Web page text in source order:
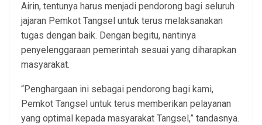
Airin, tentunya harus menjadi pendorong bagi seluruh
jajaran Pemkot Tangsel untuk terus melaksanakan
tugas dengan baik. Dengan begitu, nantinya
penyelenggaraan pemerintah sesuai yang diharapkan
masyarakat.
“Penghargaan ini sebagai pendorong bagi kami,
Pemkot Tangsel untuk terus memberikan pelayanan
yang optimal kepada masyarakat Tangsel,” tandasnya.